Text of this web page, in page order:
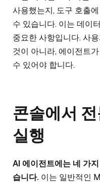
사용했는지, 도구 호출
수 있습니다. 이는 데이
중요한 사항입니다. 사
것이 아니라, 에이전트
수 있어야 합니다.
콘솔에서
실행
AI 에이전트에는 네 가
습니다. 이는 일반적인